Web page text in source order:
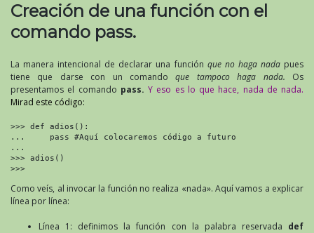
Creación de una función con el
comando pass.
La manera intencional de declarar una función que no haga nada pues
tiene que darse con un comandoque tampoco haga nada. Os
presentamos el comando pass. Y eso es lo que hace, nada de nada.
Mirad este código:
>>> def adios():
...     pass #Aquí colocaremos código a futuro
...
>>> adios()
>>>
Como veís, al invocar la función no realiza «nada». Aquí vamos a explicar
línea por línea:
Línea 1: definimos la función con la palabra reservada def